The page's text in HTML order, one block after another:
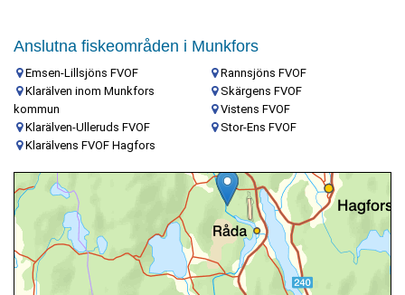
Anslutna fiskeområden i Munkfors
Emsen-Lillsjöns FVOF
Klarälven inom Munkfors
kommun
Klarälven-Ulleruds FVOF
Klarälvens FVOF Hagfors
Rannsjöns FVOF
Skärgens FVOF
Vistens FVOF
Stor-Ens FVOF